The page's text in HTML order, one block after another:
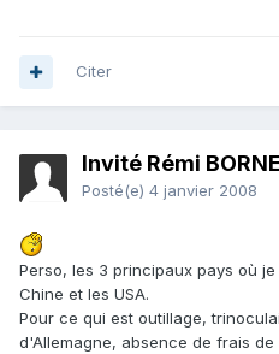
Citer
Invité Rémi
Posté(e) 4 janvier 2008
Perso, les 3 principaux pays où
Chine et les USA.
Pour ce qui est outillage,
d'Allemagne, absence de frais de